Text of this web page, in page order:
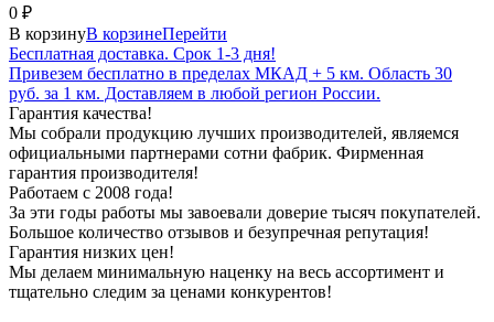
0 ₽
В корзинуВ корзинеПерейти
Бесплатная доставка. Срок 1-3 дня!
Привезем бесплатно в пределах МКАД + 5 км. Область 30
руб. за 1 км. Доставляем в любой регион России.
Гарантия качества!
Мы собрали продукцию лучших производителей, являемся
официальными партнерами сотни фабрик. Фирменная
гарантия производителя!
Работаем с 2008 года!
За эти годы работы мы завоевали доверие тысяч покупателей.
Большое количество отзывов и безупречная репутация!
Гарантия низких цен!
Мы делаем минимальную наценку на весь ассортимент и
тщательно следим за ценами конкурентов!